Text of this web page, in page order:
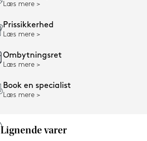
Læs mere
Prissikkerhed
Læs mere
Ombytningsret
Læs mere
Book en specialist
Læs mere
Lignende varer